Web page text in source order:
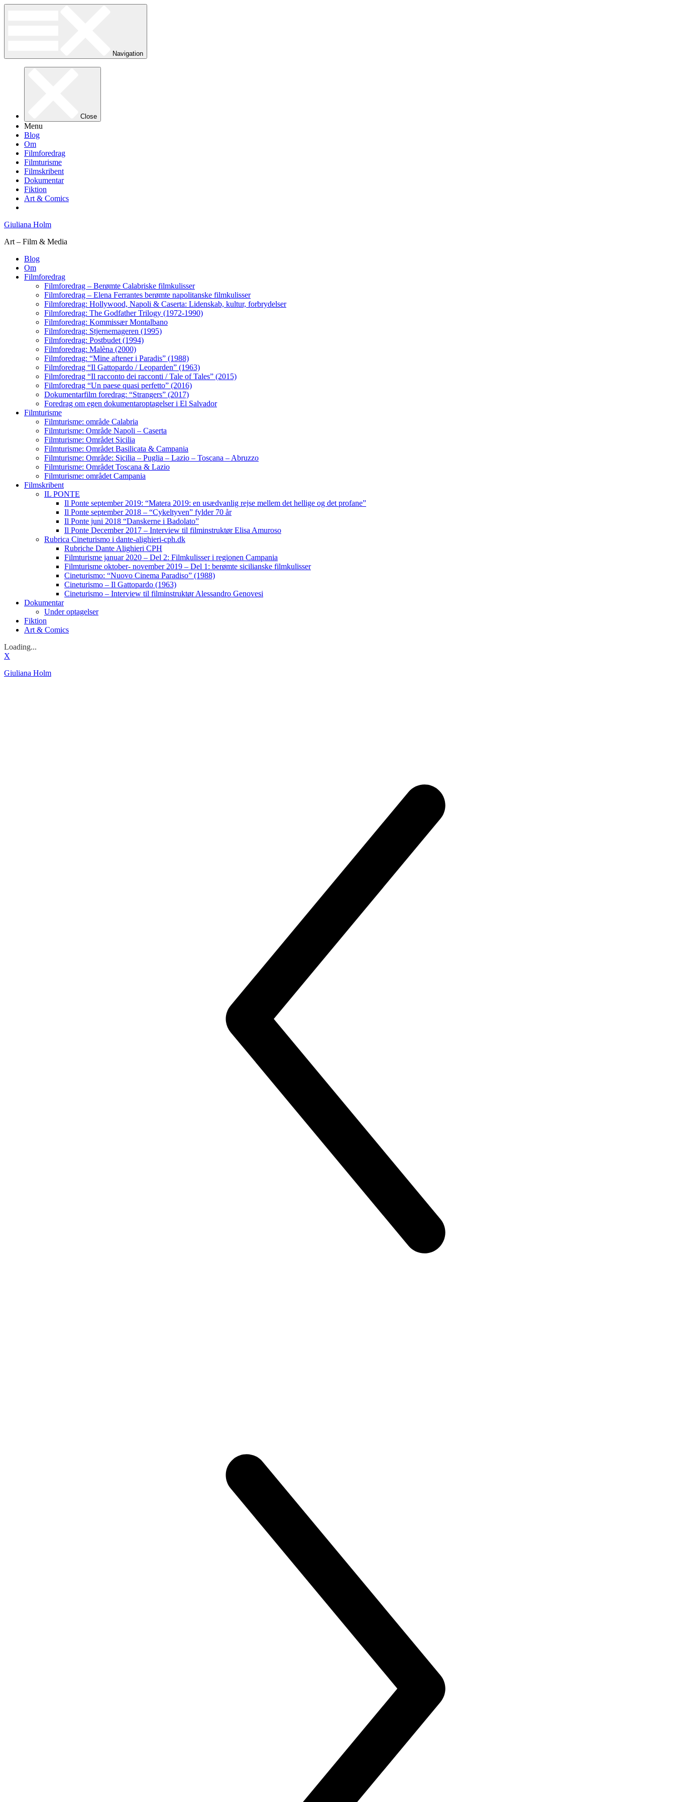
Navigation
Close
Menu
Blog
Om
Filmforedrag
Filmturisme
Filmskribent
Dokumentar
Fiktion
Art & Comics
Giuliana Holm
Art – Film & Media
Blog
Om
Filmforedrag
Filmforedrag – Berømte Calabriske filmkulisser
Filmforedrag – Elena Ferrantes berømte napolitanske filmkulisser
Filmforedrag: Hollywood, Napoli & Caserta: Lidenskab, kultur, forbrydelser
Filmforedrag: The Godfather Trilogy (1972-1990)
Filmforedrag: Kommissær Montalbano
Filmforedrag: Stjernemageren (1995)
Filmforedrag: Postbudet (1994)
Filmforedrag: Malèna (2000)
Filmforedrag: “Mine aftener i Paradis” (1988)
Filmforedrag “Il Gattopardo / Leoparden” (1963)
Filmforedrag “Il racconto dei racconti / Tale of Tales” (2015)
Filmforedrag “Un paese quasi perfetto” (2016)
Dokumentarfilm foredrag: “Strangers” (2017)
Foredrag om egen dokumentaroptagelser i El Salvador
Filmturisme
Filmturisme: område Calabria
Filmturisme: Område Napoli – Caserta
Filmturisme: Området Sicilia
Filmturisme: Området Basilicata & Campania
Filmturisme: Område: Sicilia – Puglia – Lazio – Toscana – Abruzzo
Filmturisme: Området Toscana & Lazio
Filmturisme: området Campania
Filmskribent
IL PONTE
Il Ponte september 2019: “Matera 2019: en usædvanlig rejse mellem det hellige og det profane”
Il Ponte september 2018 – “Cykeltyven” fylder 70 år
Il Ponte juni 2018 “Danskerne i Badolato”
Il Ponte December 2017 – Interview til filminstruktør Elisa Amuroso
Rubrica Cineturismo i dante-alighieri-cph.dk
Rubriche Dante Alighieri CPH
Filmturisme januar 2020 – Del 2: Filmkulisser i regionen Campania
Filmturisme oktober- november 2019 – Del 1: berømte sicilianske filmkulisser
Cineturismo: “Nuovo Cinema Paradiso” (1988)
Cineturismo – Il Gattopardo (1963)
Cineturismo – Interview til filminstruktør Alessandro Genovesi
Dokumentar
Under optagelser
Fiktion
Art & Comics
Loading...
X
Giuliana Holm